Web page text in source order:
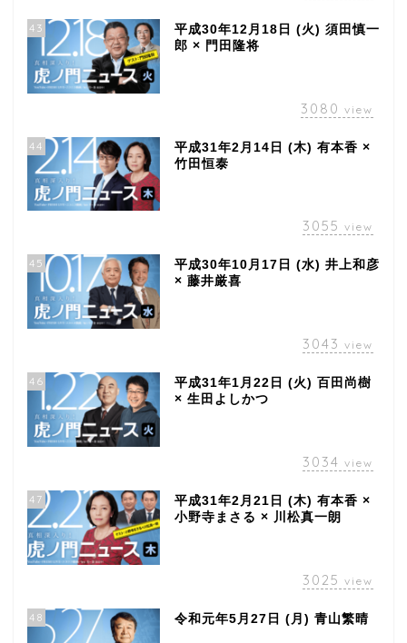
43
平成30年12月18日 (火) 須田慎一
郎 × 門田隆将
3080 view
44
平成31年2月14日 (木) 有本香 ×
竹田恒泰
3055 view
45
平成30年10月17日 (水) 井上和彦
× 藤井厳喜
3043 view
46
平成31年1月22日 (火) 百田尚樹
× 生田よしかつ
3034 view
47
平成31年2月21日 (木) 有本香 ×
小野寺まさる × 川松真一朗
3025 view
48 令和元年5月27日 (月) 青山繁晴